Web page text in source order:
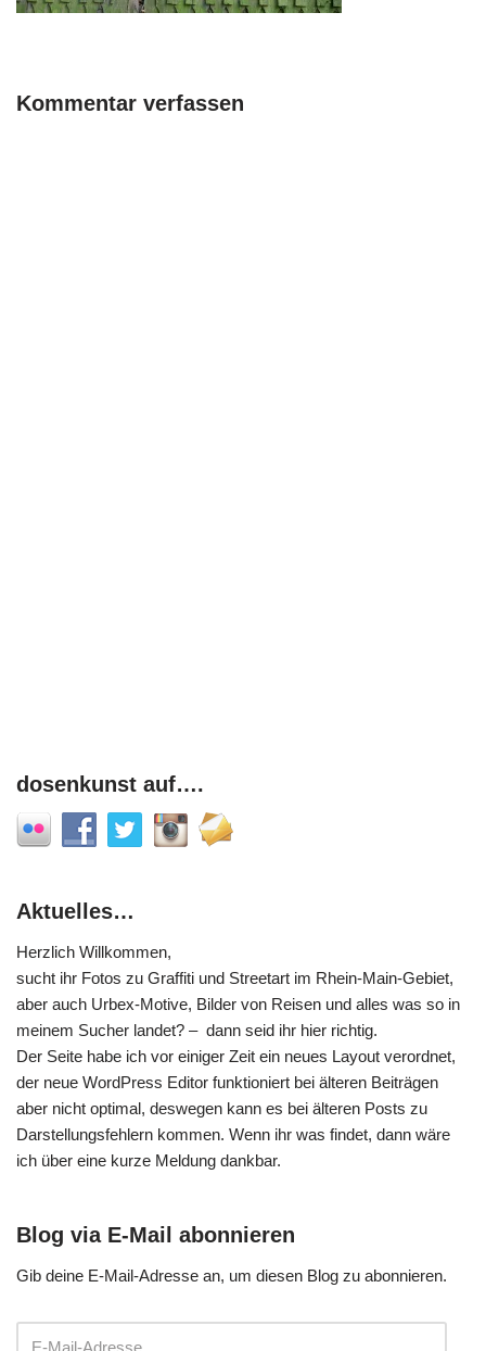
Kommentar verfassen
dosenkunst auf….
Aktuelles…
Herzlich Willkommen,
sucht ihr Fotos zu Graffiti und Streetart im Rhein-Main-Gebiet,
aber auch Urbex-Motive, Bilder von Reisen und alles was so in
meinem Sucher landet? – dann seid ihr hier richtig.
Der Seite habe ich vor einiger Zeit ein neues Layout verordnet,
der neue WordPress Editor funktioniert bei älteren Beiträgen
aber nicht optimal, deswegen kann es bei älteren Posts zu
Darstellungsfehlern kommen. Wenn ihr was findet, dann wäre
ich über eine kurze Meldung dankbar.
Blog via E-Mail abonnieren
Gib deine E-Mail-Adresse an, um diesen Blog zu abonnieren.